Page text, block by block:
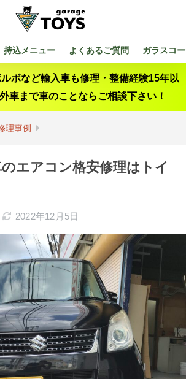
持込メニュー よくあるご質問 ガラスコ
ボなど輸入車も修理・整備経験15年以
車まで車のことならご相談下さい！
理事例
エアコン格安修理はトイ
2022年12月5日